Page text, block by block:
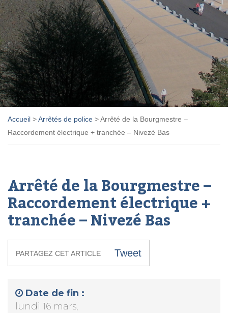
Accueil >Arrêtés de police >Arrêté de la Bourgmestre –
Raccordement électrique + tranchée – Nivezé Bas
Arrêté de la Bourgmestre –
Raccordement électrique +
tranchée – Nivezé Bas
PARTAGEZ CET ARTICLE Tweet
Date de fin :
lundi 16 mars,